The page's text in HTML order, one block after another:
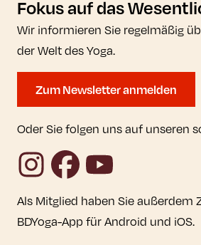
Fokus auf das
Wir informieren Sie regelmäßig
der Welt des Yoga.
Zum Newsletter anmelden
Oder Sie folgen uns auf unseren
InstagramFacebookYouTube
Als Mitglied haben Sie außerdem
BDYoga-App für Android und iOS.